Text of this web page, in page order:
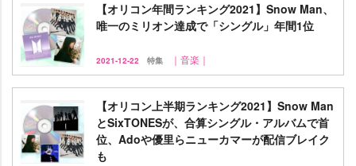
【オリコン年間ランキング2021】Snow Man、
唯一のミリオン達成で「シングル」年間1位
2021-12-22 特集 ｜音楽｜
【オリコン上半期ランキング2021】Snow Man
とSixTONESが、合算シングル・アルバムで首
位、Adoや優里らニューカマーが配信ブレイク
も